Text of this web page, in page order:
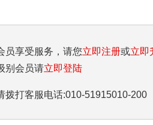
员享受服务，请您立即注册或立即
别会员请立即登陆
拨打客服电话:010-51915010-200